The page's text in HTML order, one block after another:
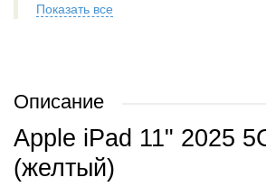
Показать все
Описание
Apple iPad 11" 2025
(желтый)